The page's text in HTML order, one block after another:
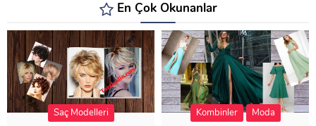
En Çok Okunanlar
Saç Modelleri Kombinler Moda